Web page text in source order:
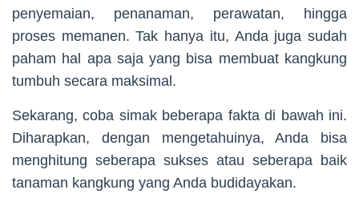
penyemaian, penanaman, perawatan, hingga
proses memanen. Tak hanya itu, Anda juga sudah
paham hal apa saja yang bisa membuat kangkung
tumbuh secara maksimal.
Sekarang, coba simak beberapa fakta di bawah ini.
Diharapkan, dengan mengetahuinya, Anda bisa
menghitung seberapa sukses atau seberapa baik
tanaman kangkung yang Anda budidayakan.